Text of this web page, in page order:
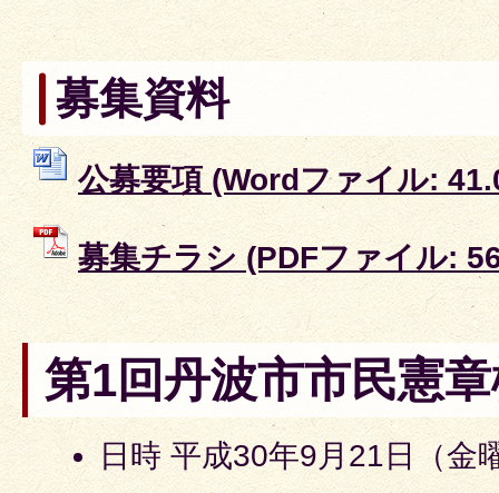
募集資料
公募要項 (Wordファイル:
募集チラシ (PDFファイル:
第1回丹波市市民憲
日時 平成30年9月21日（金